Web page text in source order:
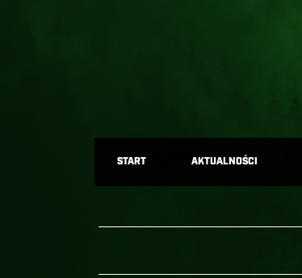
START AKTUALNOŚCI